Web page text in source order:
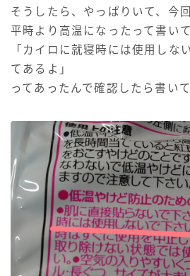
そうしたら、やっぱりいて、今
平時より高温になったって書い
「カイロに就寝時には使用しな
てあるよ」
ってあったんで確認したら書い